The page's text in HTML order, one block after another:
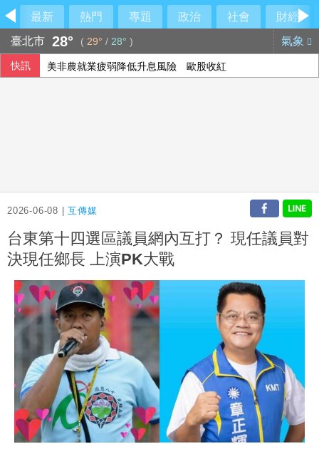
最新 熱門 專題 政治 社會
財經
臺北市 28° ( 29° / 28° ) 氣象
快訊 美非農就業疲弱降低升息風險 歐股收紅
2026-06-08 |互傳媒
台東第十四選區議員網內互打？ 現任議員對
決現任鄉長 上演PK大戰